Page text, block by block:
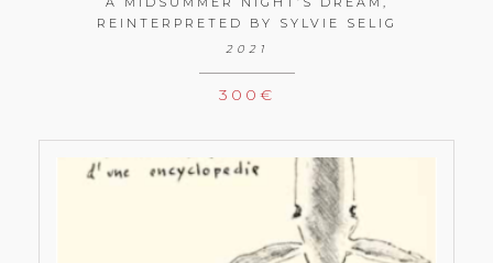
REINTERPRETED BY SYLVIE SELIG
2021
300 €